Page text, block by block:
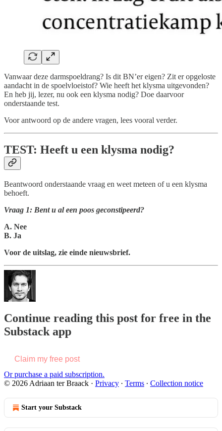
Vanwaar deze darmspoeldrang? Is dit BN’er eigen? Zit er opgeloste
aandacht in de spoelvloeistof? Wie heeft het klysma uitgevonden?
En heb jij, lezer, nu ook een klysma nodig? Doe daarvoor
onderstaande test.
Voor antwoord op de andere vragen, lees vooral verder.
TEST: Heeft u een klysma nodig?
Beantwoord onderstaande vraag en weet meteen of u een klysma
behoeft.
Vraag 1: Bent u al een poos geconstipeerd?
A. Nee
B. Ja
Voor de uitslag, zie einde nieuwsbrief.
Continue reading this post for free in the
Substack app
Claim my free post
Or purchase a paid subscription.
© 2026 Adriaan ter Braack · Privacy ∙ Terms ∙ Collection notice
Start your Substack